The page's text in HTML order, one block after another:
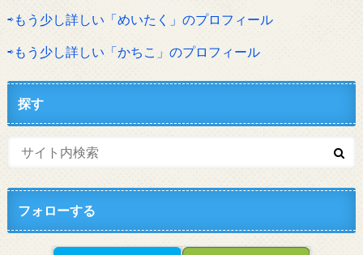
⇨もう少し詳しい「めいたく」のプロフィール
⇨もう少し詳しい「かちこ」のプロフィール
探す
フォローする